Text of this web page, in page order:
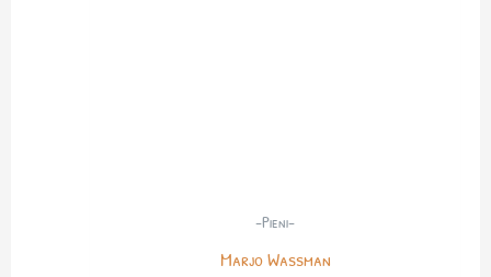
-Pieni-
Marjo Wassman